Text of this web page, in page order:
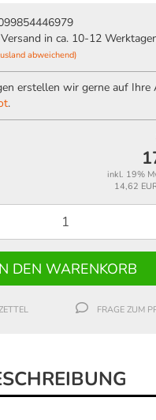
Versand in ca. 10-12
abweichend)
erstellen wir gerne auf Ihre
.
inkl. 19%
14,62
FRAGE ZUM